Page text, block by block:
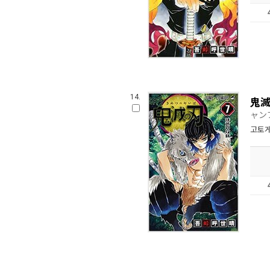
14. 鬼
ャン
고토